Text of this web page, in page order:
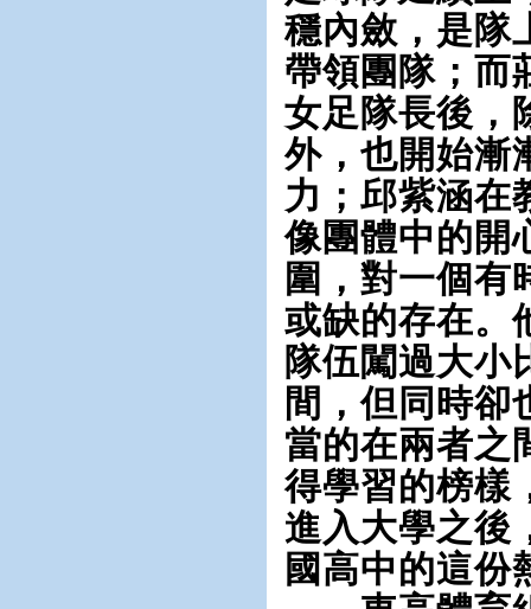
穩內斂，是隊
帶領團隊；而
女足隊長後，
外，也開始漸
力；邱紫涵在
像團體中的開
圍，對一個有
或缺的存在。
隊伍闖過大小
間，但同時卻
當的在兩者之
得學習的榜樣
進入大學之後
國高中的這份